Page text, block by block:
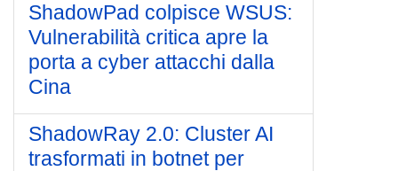
ShadowPad colpisce WSUS:
Vulnerabilità critica apre la
porta a cyber attacchi dalla
Cina
ShadowRay 2.0: Cluster AI
trasformati in botnet per